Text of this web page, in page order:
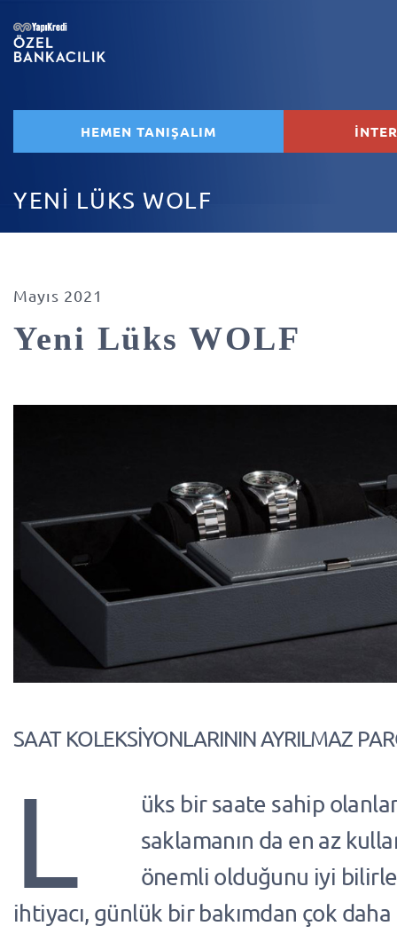
HEMEN TANIŞALIM
YENİ LÜKS WOLF
Mayıs 2021
Yeni Lüks WOLF
SAAT KOLEKSİYONLARININ AYRILMAZ
L
üks bir saate sahip
saklamanın da en az
önemli olduğunu iyi
ihtiyacı, günlük bir bakımdan çok daha